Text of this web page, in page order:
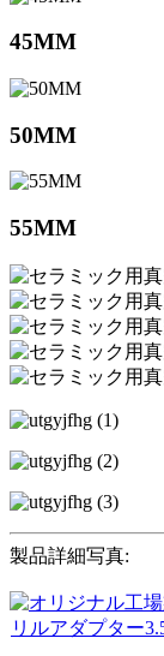
45MM
50MM
55MM
製品詳細写真: